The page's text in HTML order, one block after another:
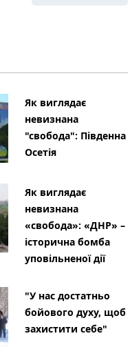
Як виглядає
невизнана
"свобода": Південна
Осетія
Як виглядає
невизнана
«свобода»: «ДНР» –
історична бомба
уповільненої дії
"У нас достатньо
бойового духу, щоб
захистити себе"